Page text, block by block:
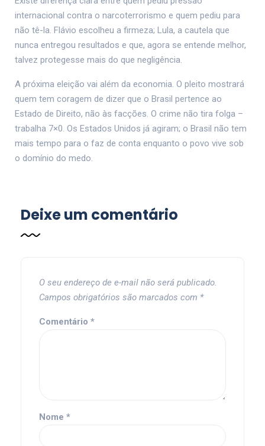
internacional contra o narcoterrorismo e quem pediu para
não tê-la. Flávio escolheu a firmeza; Lula, a cautela que
nunca entregou resultados e que, agora se entende melhor,
talvez protegesse mais do que negligência.
A próxima eleição vai além da economia. O pleito mostrará
quem tem coragem de dizer que o Brasil pertence ao
Estado de Direito, não às facções. O crime não tira folga –
trabalha 7×0. Os Estados Unidos já agiram; o Brasil não tem
mais tempo para o faz de conta enquanto o povo vive sob
o domínio do medo.
Deixe um comentário
O seu endereço de e-mail não será publicado.
Campos obrigatórios são marcados com *
Comentário *
Nome *